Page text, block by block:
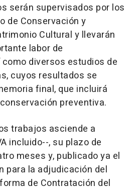
serán supervisados por los
de Conservación y
Cultural y llevarán
labor de
diversos estudios de
cuyos resultados se
final, que incluirá
preventiva.
trabajos asciende a
incluido--, su plazo de
meses y, publicado ya el
para la adjudicación del
de Contratación del